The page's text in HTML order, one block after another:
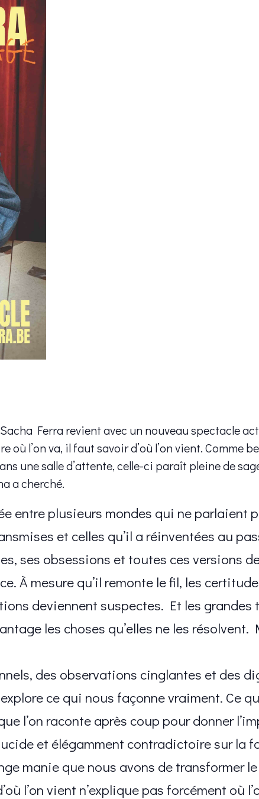
Ferra revient avec un nouveau spectacle
où l’on va, il faut savoir d’où l’on vient. Comme
une salle d’attente, celle-ci paraît pleine de
a cherché.
entre plusieurs mondes qui ne parlaient
et celles qu’il a réinventées au
ses obsessions et toutes ces versions
À mesure qu’il remonte le fil, les
deviennent suspectes. Et les grandes
les choses qu’elles ne les
des observations cinglantes et des
ce qui nous façonne vraiment. Ce
l’on raconte après coup pour donner
et élégamment contradictoire sur la
manie que nous avons de transformer
l’on vient n’explique pas forcément